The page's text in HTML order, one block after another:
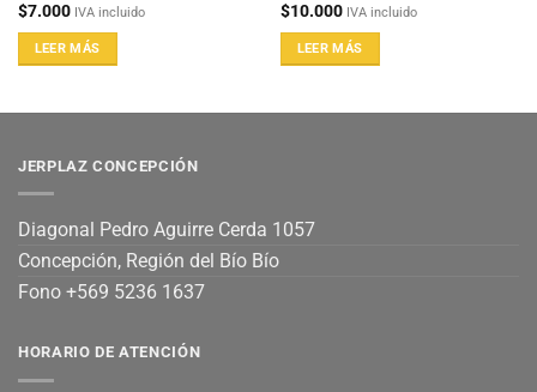
$7.000 IVA incluido
LEER MÁS
$10.000 IVA incluido
LEER MÁS
JERPLAZ CONCEPCIÓN
Diagonal Pedro Aguirre Cerda 1057
Concepción, Región del Bío Bío
Fono +569 5236 1637
HORARIO DE ATENCIÓN